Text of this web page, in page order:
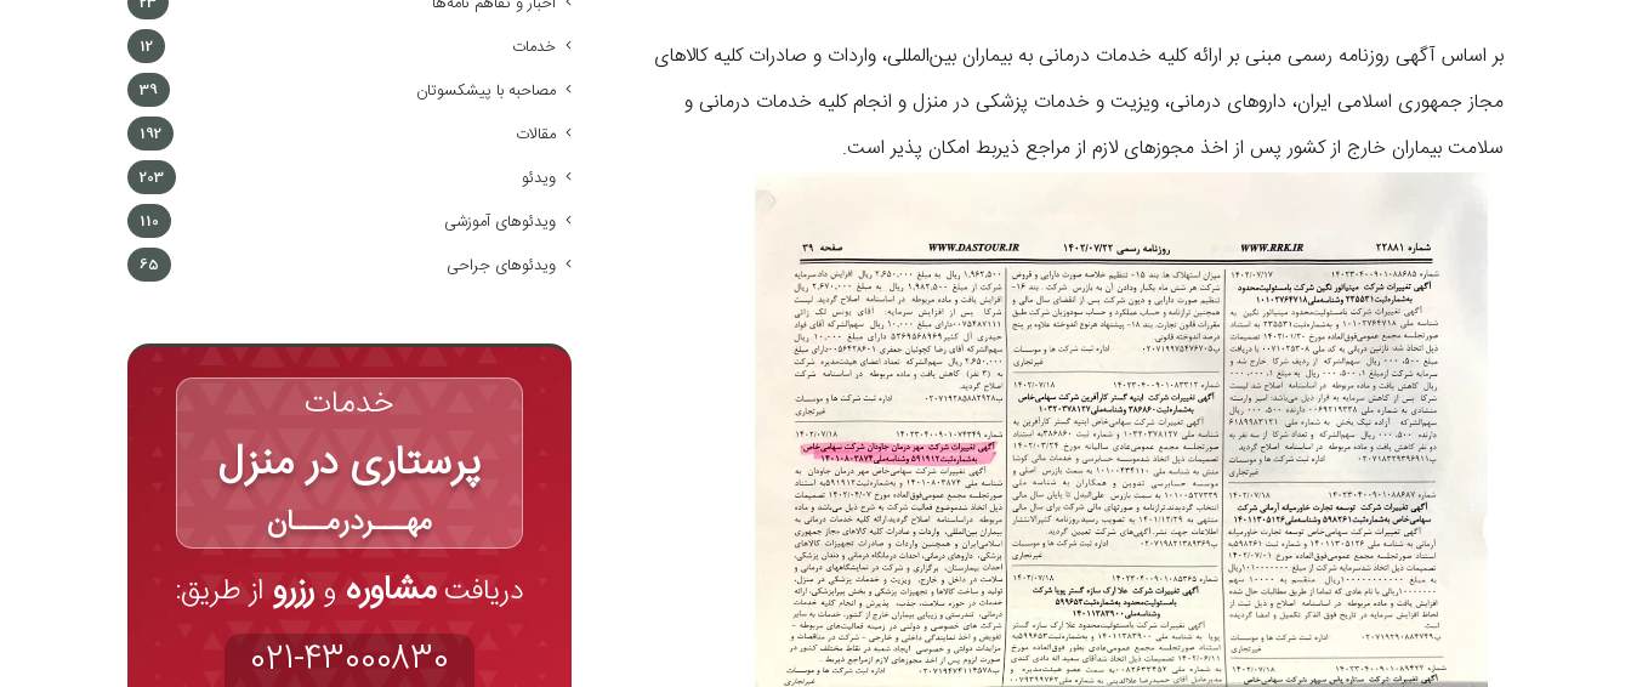
بر اساس آگهی روزنامه رسمی مبنی بر ارائه کلیه خدمات درمانی به بیماران بین‌المللی، واردات و صادرات کلیه کالاهای
مجاز جمهوری اسلامی ایران، داروهای درمانی، ویزیت و خدمات پزشکی در منزل و انجام کلیه خدمات درمانی و
سلامت بیماران خارج از کشور پس از اخذ مجوزهای لازم از مراجع ذیربط امکان پذیر است.
خدمات 12
مصاحبه با پیشکسوتان 39
مقالات 192
ویدئو 203
ویدئوهای آموزشی 110
ویدئوهای جراحی 65
خدمات
پرستاری در منزل
مهـــردرمـــان
دریافتمشاوره و رزرو از طریق:
021-43000830